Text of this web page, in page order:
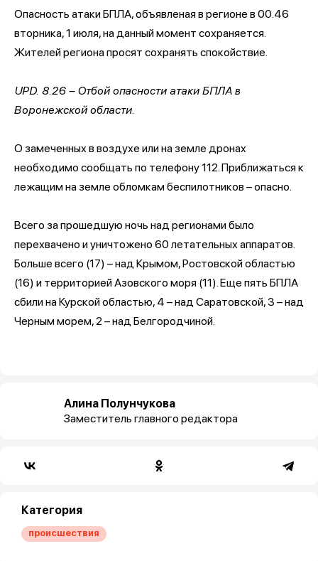
Опасность атаки БПЛА, объявленая в регионе в 00.46
вторника, 1 июля, на данный момент сохраняется.
Жителей региона просят сохранять спокойствие.
UPD. 8.26 – Отбой опасности атаки БПЛА в
Воронежской области.
О замеченных в воздухе или на земле дронах
необходимо сообщать по телефону 112. Приближаться к
лежащим на земле обломкам беспилотников – опасно.
Всего за прошедшую ночь над регионами было
перехвачено и уничтожено 60 летательных аппаратов.
Больше всего (17) – над Крымом, Ростовской областью
(16) и территорией Азовского моря (11). Еще пять БПЛА
сбили на Курской областью, 4 – над Саратовской, 3 – над
Черным морем, 2 – над Белгородчиной.
Алина Полунчукова
Заместитель главного редактора
Категория
происшествия